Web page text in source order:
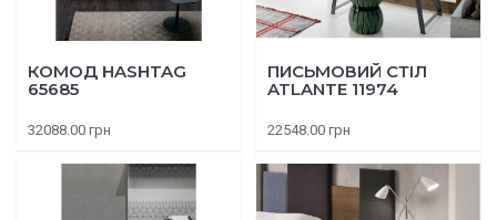
КОМОД HASHTAG
65685
32088.00 грн
ПИСЬМОВИЙ СТІЛ
ATLANTE 11974
22548.00 грн